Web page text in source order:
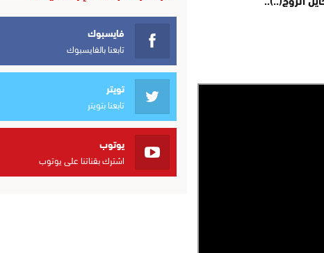
فايسبوك
تابعنا بالفايسبوك
تويتر
تابعنا بتويتر
يوتوب
اشترك بقناتنا على يوتوب